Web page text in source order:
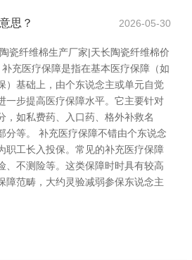
思？ 2026-05-30
瓷纤维棉生产厂家|天长陶瓷纤维棉价
充医疗保障是指在基本医疗保障（如
）基础上，由个东说念主或单元自觉
一步提高医疗保障水平。它主要针对
，如私费药、入口药、格外补救名
分等。 补充医疗保障不错由个东说念
职工长入投保。常见的补充医疗保障
、不测险等。这类保障时时具有较高
障范畴，大约灵验减弱参保东说念主